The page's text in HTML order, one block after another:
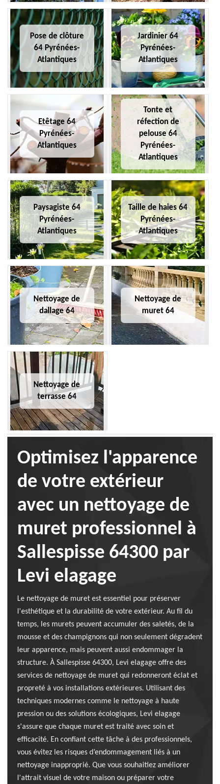
Pose de clôture
64 Pyrénées-
Atlantiques
Jardinier 64
Pyrénées-
Atlantiques
Etêtage 64
Pyrénées-
Atlantiques
Tonte et
réfection de
pelouse 64
Pyrénées-
Atlantiques
Paysagiste 64
Pyrénées-
Atlantiques
Taille de haies 64
Pyrénées-
Atlantiques
Nettoyage de
dallage 64
Nettoyage de
muret 64
Nettoyage de
terrasse 64
Optimisez l'apparence
de votre extérieur
avec un nettoyage de
muret professionnel à
Sallespisse 64300 par
Levi elagage
Le nettoyage de muret est essentiel pour préserver
l'esthétique et la durabilité de votre extérieur. Au fil du
temps, les murets peuvent accumuler des saletés, de la
mousse et des champignons qui non seulement dégradent
leur apparence, mais peuvent aussi endommager la
structure. À Sallespisse 64300, Levi elagage offre des
services de nettoyage de muret qui redonneront éclat et
propreté à vos installations extérieures. Utilisant des
techniques modernes comme le nettoyage à haute
pression ou des solutions écologiques, Levi elagage
s'assure que chaque muret est traité avec soin et
efficacité. En confiant cette tâche à des professionnels,
vous évitez les risques d’endommagement liés à un
nettoyage inapproprié. Que vous souhaitiez améliorer
l'attrait visuel de votre maison ou préparer votre